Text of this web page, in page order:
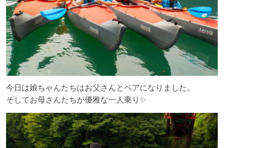
今日は娘ちゃんたちはお父さんとペアになりました。
そしてお母さんたちが優雅な一人乗り✨